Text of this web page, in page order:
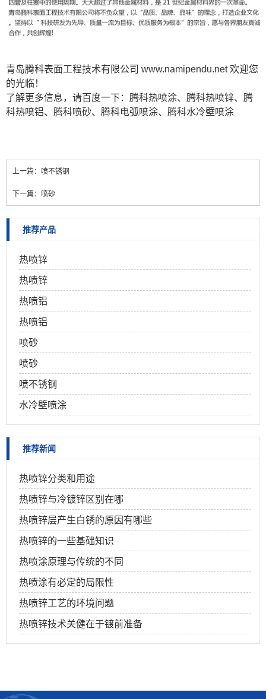
青岛腾科表面工程技术有限公司 www.namipendu.net欢迎您
的光临！
了解更多信息，请百度一下：腾科热喷涂、腾科热喷锌、腾
科热喷铝、腾科喷砂、腾科电弧喷涂、腾科水冷壁喷涂
上一篇： 喷不锈钢
下一篇： 喷砂
推荐产品
热喷锌
热喷锌
热喷铝
热喷铝
喷砂
喷砂
喷不锈钢
水冷壁喷涂
推荐新闻
热喷锌分类和用途
热喷锌与冷镀锌区别在哪
热喷锌层产生白锈的原因有哪些
热喷锌的一些基础知识
热喷涂原理与传统的不同
热喷涂有必定的局限性
热喷锌工艺的环境问题
热喷锌技术关健在于镀前准备